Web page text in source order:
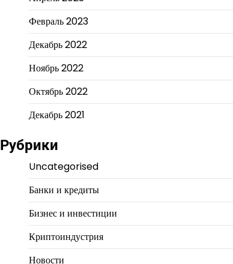
Февраль 2023
Декабрь 2022
Ноябрь 2022
Октябрь 2022
Декабрь 2021
Рубрики
Uncategorised
Банки и кредиты
Бизнес и инвестиции
Криптоиндустрия
Новости